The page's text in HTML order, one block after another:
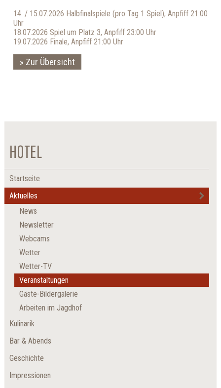
14. / 15.07.2026 Halbfinalspiele (pro Tag 1 Spiel), Anpfiff 21:00
Uhr
18.07.2026 Spiel um Platz 3, Anpfiff 23:00 Uhr
19.07.2026 Finale, Anpfiff 21:00 Uhr
Zur Übersicht
HOTEL
Startseite
Aktuelles
News
Newsletter
Webcams
Wetter
Wetter-TV
Veranstaltungen
Gäste-Bildergalerie
Arbeiten im Jagdhof
Kulinarik
Bar & Abends
Geschichte
Impressionen